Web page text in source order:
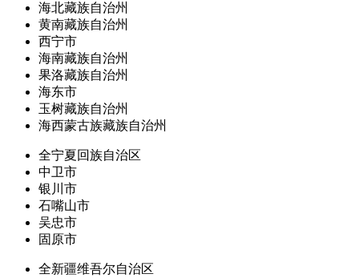
海北藏族自治州
黄南藏族自治州
西宁市
海南藏族自治州
果洛藏族自治州
海东市
玉树藏族自治州
海西蒙古族藏族自治州
全宁夏回族自治区
中卫市
银川市
石嘴山市
吴忠市
固原市
全新疆维吾尔自治区